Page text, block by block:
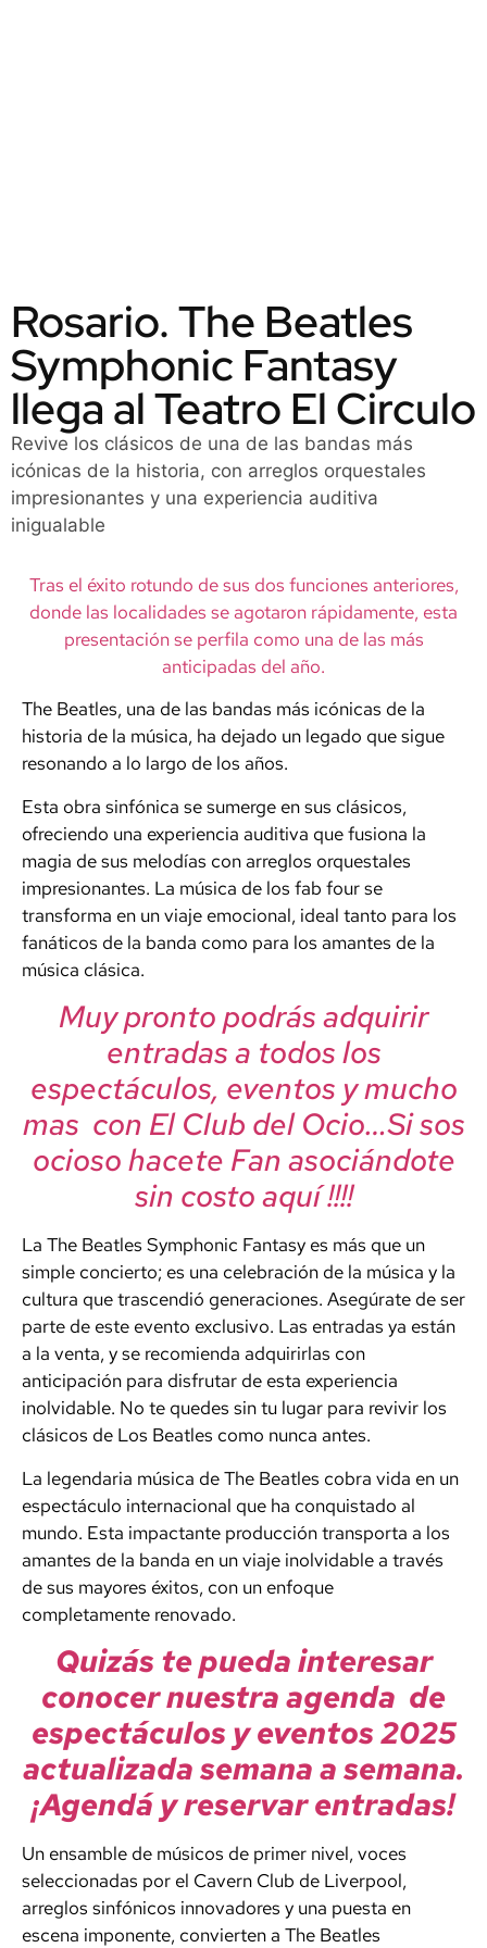
Rosario. The Beatles
Symphonic Fantasy
llega al Teatro El Circulo
Revive los clásicos de una de las bandas más
icónicas de la historia, con arreglos orquestales
impresionantes y una experiencia auditiva
inigualable
Tras el éxito rotundo de sus dos funciones anteriores,
donde las localidades se agotaron rápidamente, esta
presentación se perfila como una de las más
anticipadas del año.
The Beatles, una de las bandas más icónicas de la
historia de la música, ha dejado un legado que sigue
resonando a lo largo de los años.
Esta obra sinfónica se sumerge en sus clásicos,
ofreciendo una experiencia auditiva que fusiona la
magia de sus melodías con arreglos orquestales
impresionantes. La música de los fab four se
transforma en un viaje emocional, ideal tanto para los
fanáticos de la banda como para los amantes de la
música clásica.
Muy pronto podrás adquirir
entradas a todos los
espectáculos, eventos y mucho
mas con El Club del Ocio…Si sos
ocioso hacete Fan asociándote
sin costo aquí !!!!
La The Beatles Symphonic Fantasy es más que un
simple concierto; es una celebración de la música y la
cultura que trascendió generaciones. Asegúrate de ser
parte de este evento exclusivo. Las entradas ya están
a la venta, y se recomienda adquirirlas con
anticipación para disfrutar de esta experiencia
inolvidable. No te quedes sin tu lugar para revivir los
clásicos de Los Beatles como nunca antes.
La legendaria música de The Beatles cobra vida en un
espectáculo internacional que ha conquistado al
mundo. Esta impactante producción transporta a los
amantes de la banda en un viaje inolvidable a través
de sus mayores éxitos, con un enfoque
completamente renovado.
Quizás te pueda interesar
conocer nuestra agenda de
espectáculos y eventos 2025
actualizada semana a semana.
¡Agendá y reservar entradas!
Un ensamble de músicos de primer nivel, voces
seleccionadas por el Cavern Club de Liverpool,
arreglos sinfónicos innovadores y una puesta en
escena imponente, convierten a The Beatles